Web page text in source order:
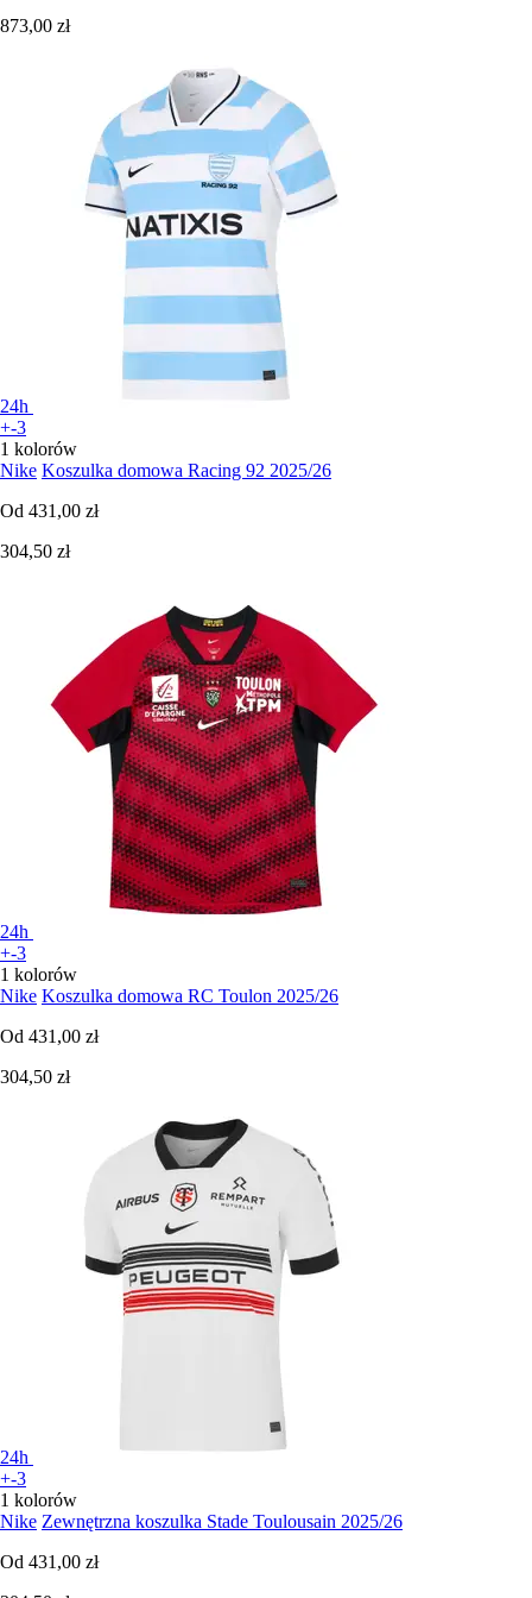
873,00 zł
24h
+-3
1 kolorów
Nike Koszulka domowa Racing 92 2025/26
Od 431,00 zł
304,50 zł
24h
+-3
1 kolorów
Nike Koszulka domowa RC Toulon 2025/26
Od 431,00 zł
304,50 zł
24h
+-3
1 kolorów
Nike Zewnętrzna koszulka Stade Toulousain 2025/26
Od 431,00 zł